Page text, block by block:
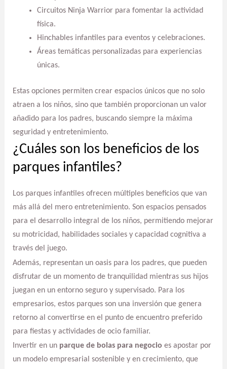
Circuitos Ninja Warrior para fomentar la actividad
física.
Hinchables infantiles para eventos y celebraciones.
Áreas temáticas personalizadas para experiencias
únicas.
Estas opciones permiten crear espacios únicos que no solo
atraen a los niños, sino que también proporcionan un valor
añadido para los padres, buscando siempre la máxima
seguridad y entretenimiento.
¿Cuáles son los beneficios de los
parques infantiles?
Los parques infantiles ofrecen múltiples beneficios que van
más allá del mero entretenimiento. Son espacios pensados
para el desarrollo integral de los niños, permitiendo mejorar
su motricidad, habilidades sociales y capacidad cognitiva a
través del juego.
Además, representan un oasis para los padres, que pueden
disfrutar de un momento de tranquilidad mientras sus hijos
juegan en un entorno seguro y supervisado. Para los
empresarios, estos parques son una inversión que genera
retorno al convertirse en el punto de encuentro preferido
para fiestas y actividades de ocio familiar.
Invertir en un parque de bolas para negocio es apostar por
un modelo empresarial sostenible y en crecimiento, que